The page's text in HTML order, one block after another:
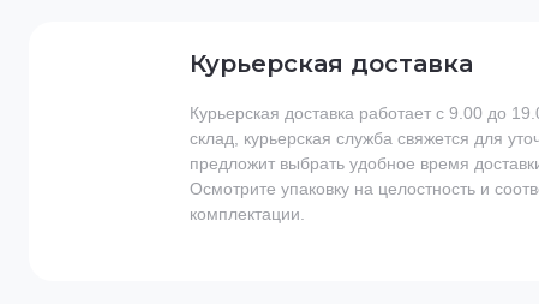
Курьерская доставка
Курьерская доставка работает с 9.00 до
склад, курьерская служба свяжется для
предложит выбрать удобное время
Осмотрите упаковку на целостность и
комплектации.